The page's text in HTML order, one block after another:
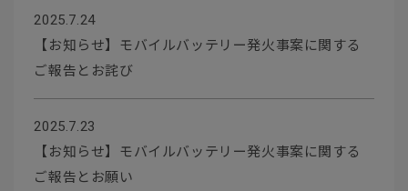
2025.7.24
【お知らせ】モバイルバッテリー発火事案に関する
ご報告とお詫び
2025.7.23
【お知らせ】モバイルバッテリー発火事案に関する
ご報告とお願い